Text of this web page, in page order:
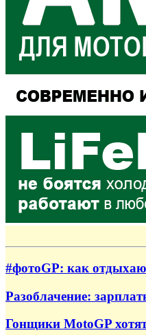
#фотоGP: как
Разоблачение:
Гонщики MotoGP